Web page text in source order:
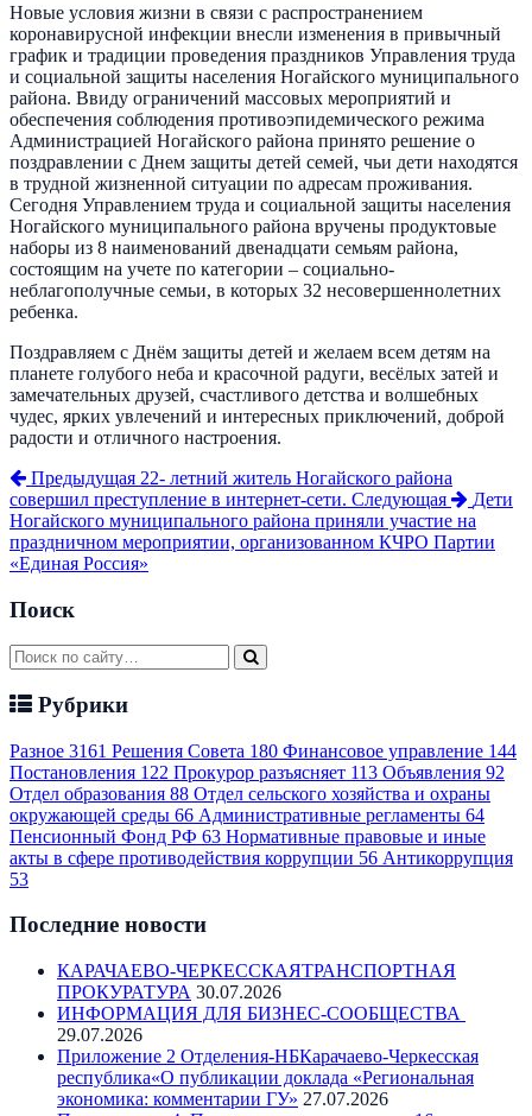
Новые условия жизни в связи с распространением
коронавирусной инфекции внесли изменения в привычный
график и традиции проведения праздников Управления труда
и социальной защиты населения Ногайского муниципального
района. Ввиду ограничений массовых мероприятий и
обеспечения соблюдения противоэпидемического режима
Администрацией Ногайского района принято решение о
поздравлении с Днем защиты детей семей, чьи дети находятся
в трудной жизненной ситуации по адресам проживания.
Сегодня Управлением труда и социальной защиты населения
Ногайского муниципального района вручены продуктовые
наборы из 8 наименований двенадцати семьям района,
состоящим на учете по категории – социально-
неблагополучные семьи, в которых 32 несовершеннолетних
ребенка.
Поздравляем с Днём защиты детей и желаем всем детям на
планете голубого неба и красочной радуги, весёлых затей и
замечательных друзей, счастливого детства и волшебных
чудес, ярких увлечений и интересных приключений, доброй
радости и отличного настроения.
Предыдущая 22- летний житель Ногайского района
совершил преступление в интернет-сети. Следующая
Дети
Ногайского муниципального района приняли участие на
праздничном мероприятии, организованном КЧРО Партии
«Единая Россия»
Поиск
Рубрики
Разное 3161 Решения Совета 180 Финансовое управление 144
Постановления 122 Прокурор разъясняет 113 Объявления 92
Отдел образования 88 Отдел сельского хозяйства и охраны
окружающей среды 66 Административные регламенты 64
Пенсионный Фонд РФ 63 Нормативные правовые и иные
акты в сфере противодействия коррупции 56 Антикоррупция
53
Последние новости
КАРАЧАЕВО-ЧЕРКЕССКАЯТРАНСПОРТНАЯ
ПРОКУРАТУРА 30.07.2026
ИНФОРМАЦИЯ ДЛЯ БИЗНЕС-СООБЩЕСТВА
29.07.2026
Приложение 2 Отделения-НБКарачаево-Черкесская
республика«О публикации доклада «Региональная
экономика: комментарии ГУ» 27.07.2026